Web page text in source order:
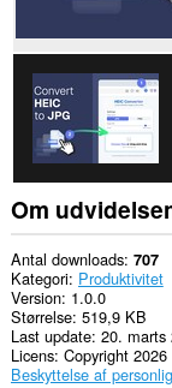
Om
Antal downloads 707
Kategori Produktivitet
Version 1.0.0
Størrelse 519,9 KB
Last update 20. marts
Licens Copyright
Beskyttelse af